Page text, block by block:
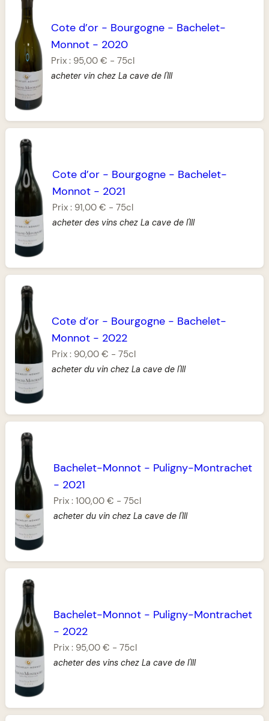
Cote d’or - Bourgogne - Bachelet-
Monnot - 2020
Prix : 95,00 € -75cl
acheter vin chez La cave de l'Ill
Cote d’or- Bourgogne- Bachelet-
Monnot- 2021
Prix : 91,00 € - 75cl
acheter des vins chez La cave de l'Ill
Cote d’or - Bourgogne - Bachelet-
Monnot - 2022
Prix : 90,00 € -75cl
acheter du vin chez La cave de l'Ill
Bachelet-Monnot - Puligny-Montrachet
- 2021
Prix :100,00 € -75cl
acheter du vin chez La cave de l'Ill
Bachelet-Monnot - Puligny-Montrachet
- 2022
Prix : 95,00 € -75cl
acheter des vins chez La cave de l'Ill